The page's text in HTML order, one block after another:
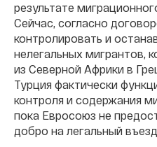
результате
Сейчас, согласно
контролировать и
нелегальных мигрантов,
из Северной Африки в
Турция фактически
контроля и содержания
пока Евросоюз не
добро на легальный